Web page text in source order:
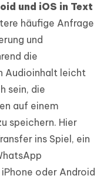
und iOS in Text
häufige Anfrage
und
die
Audioinhalt leicht
sein, die
auf einem
speichern. Hier
ins Spiel, ein
oder Android